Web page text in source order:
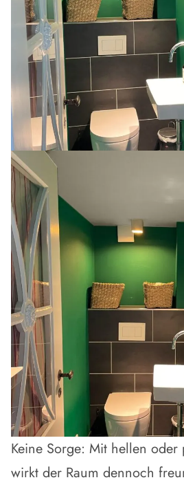
Keine Sorge: Mit hellen oder
wirkt der Raum dennoch